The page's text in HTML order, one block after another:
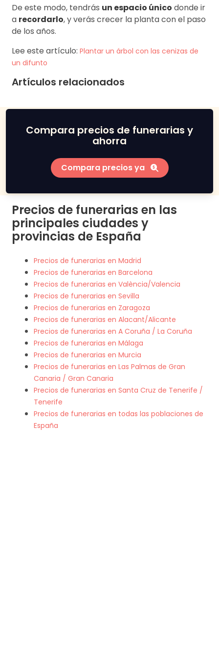
De este modo, tendrás un espacio único donde ir
a recordarlo, y verás crecer la planta con el paso
de los años.
Lee este artículo: Plantar un árbol con las cenizas de
un difunto
Artículos relacionados
Compara precios de funerarias y
ahorra
Compara precios ya
Precios de funerarias en las
principales ciudades y
provincias de España
Precios de funerarias en Madrid
Precios de funerarias en Barcelona
Precios de funerarias en València/Valencia
Precios de funerarias en Sevilla
Precios de funerarias en Zaragoza
Precios de funerarias en Alacant/Alicante
Precios de funerarias en A Coruña / La Coruña
Precios de funerarias en Málaga
Precios de funerarias en Murcia
Precios de funerarias en Las Palmas de Gran
Canaria / Gran Canaria
Precios de funerarias en Santa Cruz de Tenerife /
Tenerife
Precios de funerarias en todas las poblaciones de
España